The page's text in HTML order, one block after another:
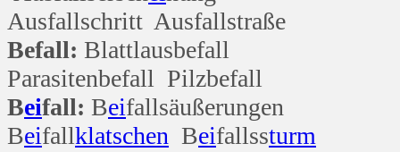
Ausfallschritt Ausfallstraße
Befall: Blattlausbefall
Parasitenbefall Pilzbefall
Beifall: Beifallsäußerungen
Beifallklatschen Beifallssturm